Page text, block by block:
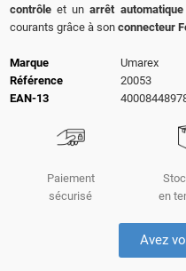
contrôle et unarrêt
courants grâce à son connecteur
Marque
Umarex
Référence
20053
EAN-13
Paiement
sécurisé
en
Avez